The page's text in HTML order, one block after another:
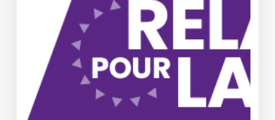
pour
la
Vie
2026